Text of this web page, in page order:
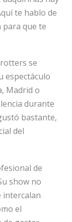
te hablo de
para que te
se
espectáculo
Madrid o
durante
bastante,
del
de
show no
intercalan
el